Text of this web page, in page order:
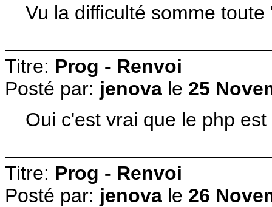
Vu la difficulté somme
Titre: Prog - Renvoi
Posté par: jenova le 25
Oui c'est vrai que le php
Titre: Prog - Renvoi
Posté par: jenova le 26